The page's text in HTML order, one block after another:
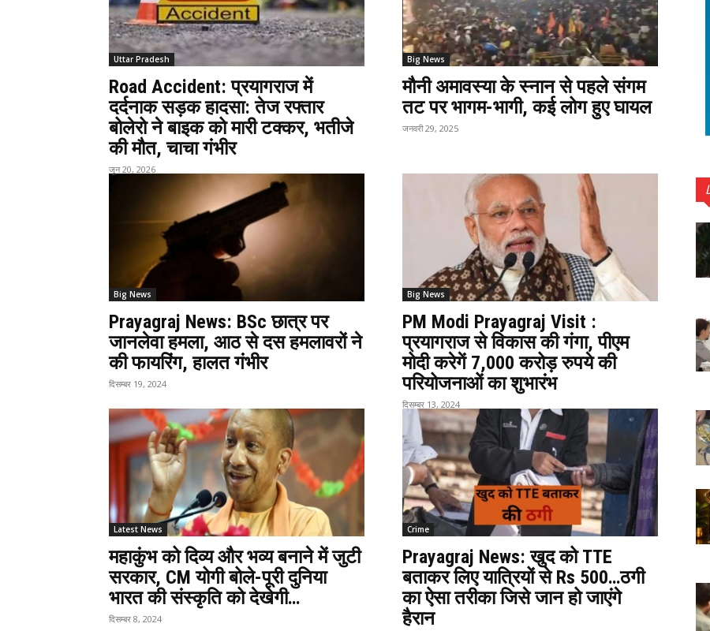
Uttar Pradesh
Road Accident: प्रयागराज में
दर्दनाक सड़क हादसा: तेज रफ्तार
बोलेरो ने बाइक को मारी टक्कर, भतीजे
की मौत, चाचा गंभीर
जून 20, 2026
Big News
मौनी अमावस्या के स्नान से पहले संगम
तट पर भागम-भागी, कई लोग हुए घायल
जनवरी 29, 2025
Big News
Prayagraj News: BSc छात्र पर
जानलेवा हमला, आठ से दस हमलावरों ने
की फायरिंग, हालत गंभीर
दिसम्बर 19, 2024
Big News
PM Modi Prayagraj Visit :
प्रयागराज से विकास की गंगा, पीएम
मोदी करेगें 7,000 करोड़ रुपये की
परियोजनाओं का शुभारंभ
दिसम्बर 13, 2024
Latest News
महाकुंभ को दिव्य और भव्य बनाने में जुटी
सरकार, CM योगी बोले-पूरी दुनिया
भारत की संस्कृति को देखेगी…
दिसम्बर 8, 2024
Crime
Prayagraj News: खुद को TTE
बताकर लिए यात्रियों से Rs 500…ठगी
का ऐसा तरीका जिसे जान हो जाएंगे
हैरान